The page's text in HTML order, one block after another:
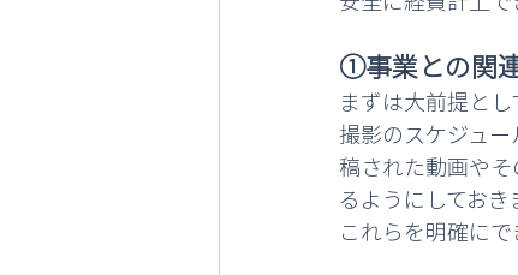
①事業との関
まずは大前提とし
撮影のスケジュ
稿された動画や
るようにしておき
これらを明確に